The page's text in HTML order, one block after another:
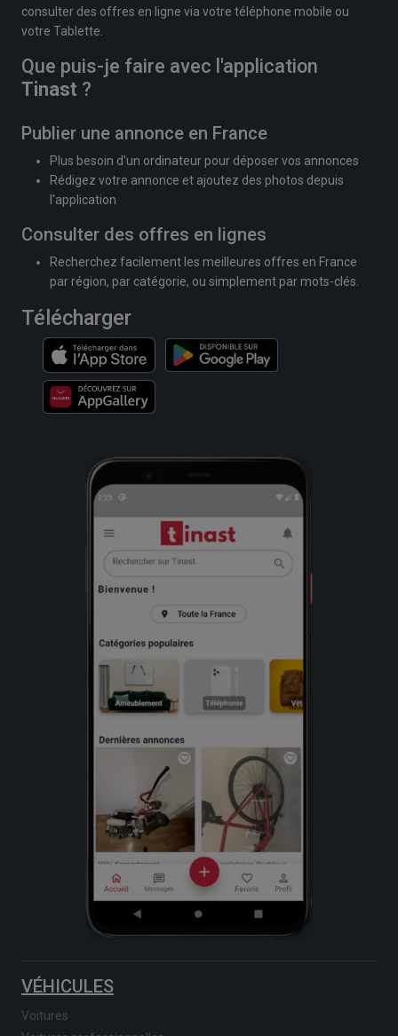
consulter des offres en ligne via votre téléphone mobile ou
votre Tablette.
Que puis-je faire avec l'application
Tinast ?
Publier une annonce en France
Plus besoin d'un ordinateur pour déposer vos annonces
Rédigez votre annonce et ajoutez des photos depuis
l'application
Consulter des offres en lignes
Recherchez facilement les meilleures offres en France
par région, par catégorie, ou simplement par mots-clés.
Télécharger
VÉHICULES
Voitures